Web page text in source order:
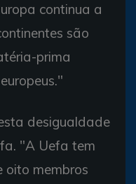
continua a
são
prima
desigualdade
"A Uefa tem
oito membros